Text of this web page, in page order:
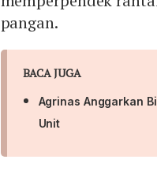
pangan.
BACA JUGA
Agrinas Anggarkan
Unit